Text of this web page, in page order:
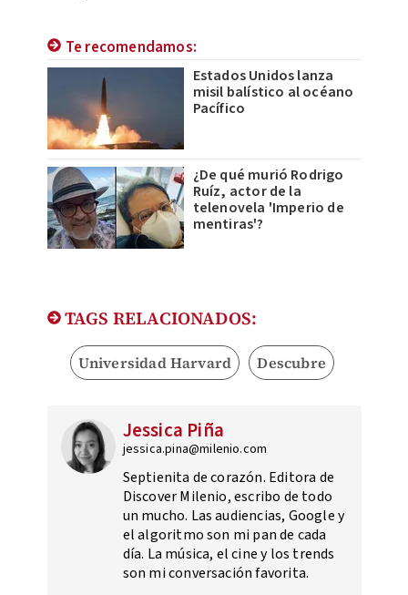
Te recomendamos:
Estados Unidos lanza
misil balístico al océano
Pacífico
¿De qué murió Rodrigo
Ruíz, actor de la
telenovela 'Imperio de
mentiras'?
TAGS RELACIONADOS:
Universidad Harvard Descubre
Jessica Piña
jessica.pina@milenio.com
Septienita de corazón. Editora de
Discover Milenio, escribo de todo
un mucho. Las audiencias, Google y
el algoritmo son mi pan de cada
día. La música, el cine y los trends
son mi conversación favorita.